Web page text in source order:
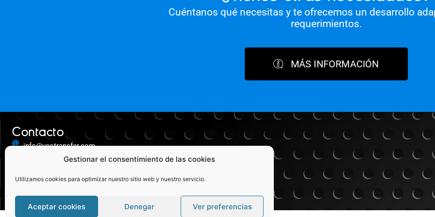
Gestionar el consentimiento de las cookies
Utilizamos cookies para optimizar nuestro sitio web y nuestro servicio.
Aceptar cookies Denegar Ver preferencias
Cuéntanos qué necesitas y te ofrecemos un desarrollo
requerimientos.
MÁS INFORMACIÓN
Contacto
info@veotransfer.com
+ 34 952 000 144
Av. Ortega y Gasset 124, 2º